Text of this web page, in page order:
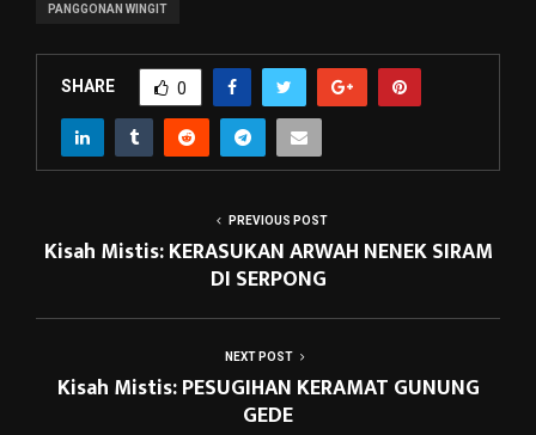
PANGGONAN WINGIT
SHARE 0
PREVIOUS POST
Kisah Mistis: KERASUKAN ARWAH NENEK SIRAM
DI SERPONG
NEXT POST
Kisah Mistis: PESUGIHAN KERAMAT GUNUNG
GEDE